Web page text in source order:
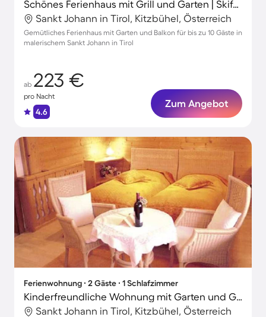
Schönes Ferienhaus mit Grill und Garten | Skifahren in der Nähe
Sankt Johann in Tirol, Kitzbühel, Österreich
Gemütliches Ferienhaus mit Garten und Balkon für bis zu 10 Gäste in
malerischem Sankt Johann in Tirol
ab 223 €
pro Nacht
4.6
Zum Angebot
Ferienwohnung ∙ 2 Gäste ∙ 1 Schlafzimmer
Kinderfreundliche Wohnung mit Garten und Grill | Bergblick
Sankt Johann in Tirol, Kitzbühel, Österreich